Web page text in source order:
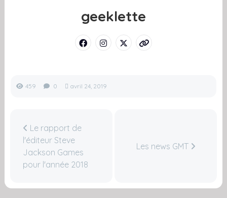
geeklette
459 0 avril 24, 2019
Le rapport de
l'éditeur Steve
Jackson Games
pour l'année 2018
Les news GMT